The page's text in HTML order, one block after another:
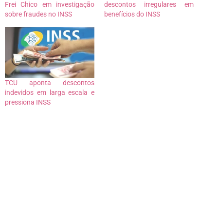
Frei Chico em investigação
sobre fraudes no INSS
descontos irregulares em
benefícios do INSS
TCU aponta descontos
indevidos em larga escala e
pressiona INSS